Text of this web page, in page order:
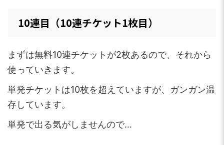
10連目（10連チケット1枚目）
まずは無料10連チケットが2枚あるので、それから
使っていきます。
単発チケットは10枚を超えていますが、ガンガン温
存しています。
単発で出る気がしませんので…